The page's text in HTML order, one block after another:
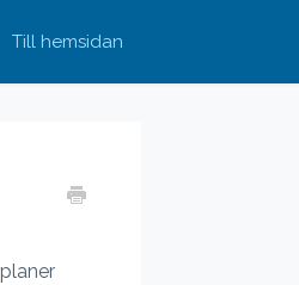
Till hemsidan